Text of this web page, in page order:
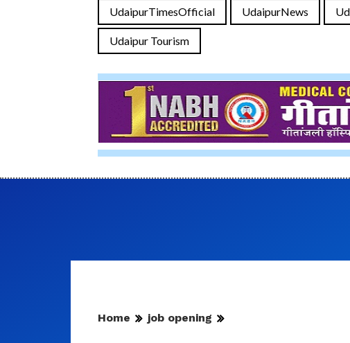
UdaipurTimesOfficial UdaipurNews
Udaipur Tourism
Home job opening